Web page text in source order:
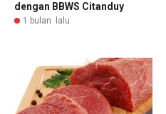
dengan BBWS Citanduy
1 bulan lalu